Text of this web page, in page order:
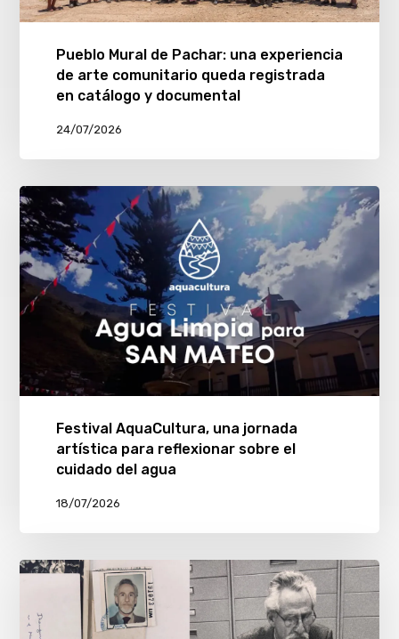
Pueblo Mural de Pachar: una experiencia
de arte comunitario queda registrada
en catálogo y documental
24/07/2026
Festival AquaCultura, una jornada
artística para reflexionar sobre el
cuidado del agua
18/07/2026